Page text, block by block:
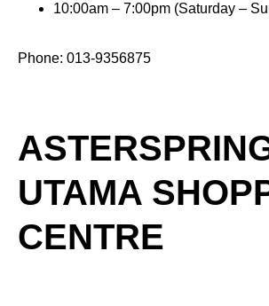
10:00am – 7:00pm (Saturday –
Phone: 013-9356875
UTAMA
CENTRE